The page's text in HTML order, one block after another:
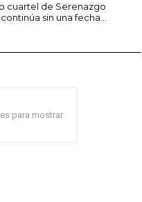
cuartel de Serenazgo
sin una fecha...
para mostrar